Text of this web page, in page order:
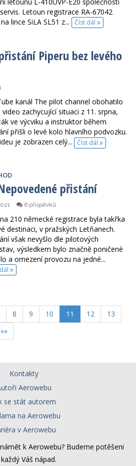
Letoun registrace RA-67042
lince SiLA SL51 z...
Číst dál
Piperu bez levého
kanál The pilot channel obohatilo
video zachycující situaci z 11. srpna,
ve výcviku a instruktor během
přišli o levé kolo hlavního podvozku.
je zobrazen celý...
Číst dál
přistání
6 příspěvků
210 německé registrace byla takřka
destinaci, v pražských Letňanech.
však nevyšlo dle pilotových
výsledkem bylo značně poničené
a omezení provozu na jedné...
8 9 10 11 12
13
»»
Kontakty
Aerowebu
se stát autorem
na Aerowebu
v Aerowebu
k Aerowebu? Budeme potěšeni
Váš nápad.